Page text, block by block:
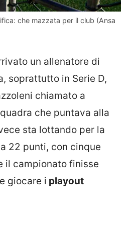
che mazzata per il club (Ansa
un allenatore di
soprattutto in Serie D,
chiamato a
che puntava alla
sta lottando per la
22 punti, con cinque
il campionato finisse
giocare i playout